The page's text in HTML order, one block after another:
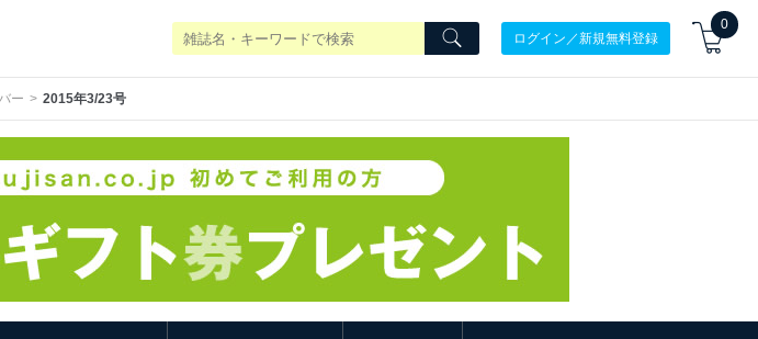
ログイン／新規無料登録
0
ー 2015年3/23号